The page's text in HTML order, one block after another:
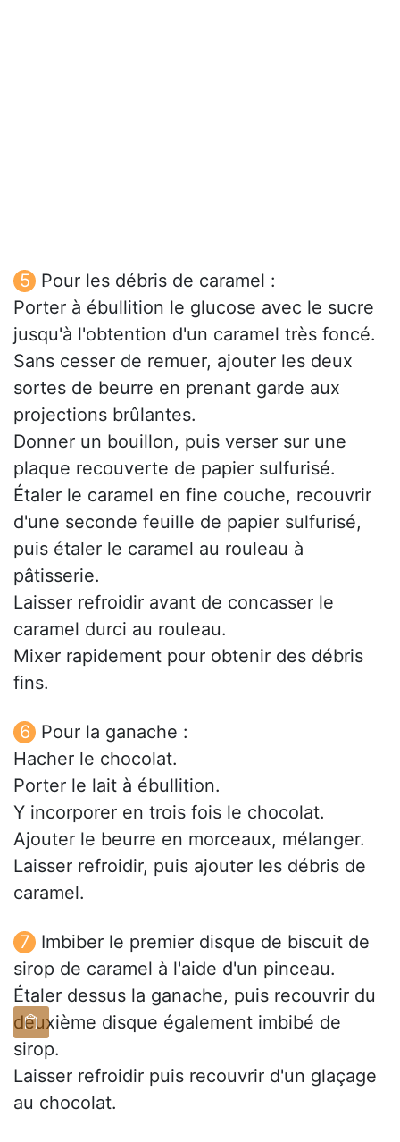
Pour les débris de caramel :
Porter à ébullition le glucose avec le sucre
jusqu'à l'obtention d'un caramel très foncé.
Sans cesser de remuer, ajouter les deux
sortes de beurre en prenant garde aux
projections brûlantes.
Donner un bouillon, puis verser sur une
plaque recouverte de papier sulfurisé.
Étaler le caramel en fine couche, recouvrir
d'une seconde feuille de papier sulfurisé,
puis étaler le caramel au rouleau à
pâtisserie.
Laisser refroidir avant de concasser le
caramel durci au rouleau.
Mixer rapidement pour obtenir des débris
fins.
Pour la ganache :
Hacher le chocolat.
Porter le lait à ébullition.
Y incorporer en trois fois le chocolat.
Ajouter le beurre en morceaux, mélanger.
Laisser refroidir, puis ajouter les débris de
caramel.
Imbiber le premier disque de biscuit de
sirop de caramel à l'aide d'un pinceau.
Étaler dessus la ganache, puis recouvrir du
deuxième disque également imbibé de
sirop.
Laisser refroidir puis recouvrir d'un glaçage
au chocolat.